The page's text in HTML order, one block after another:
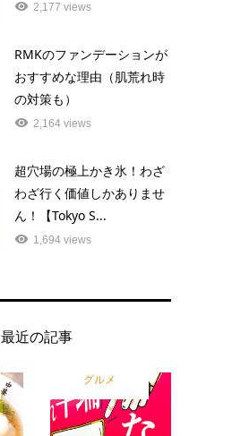
2,177 views
RMKのファンデーションが
おすすめな理由（肌荒れ時
の対策も）
2,164 views
超穴場の極上かき氷！わざ
わざ行く価値しかありませ
ん！【Tokyo S...
1,694 views
最近の記事
グルメ